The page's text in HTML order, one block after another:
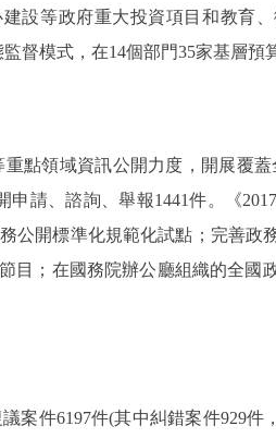
設等政府重大投資項目和教育
督模式，在14個部門35家基層預
領域資訊公開力度，開展覆蓋
請、諮詢、舉報1441件。《
公開標準化規範化試點；完善政
；在國務院辦公廳組織的全國
件6197件(其中糾錯案件929件